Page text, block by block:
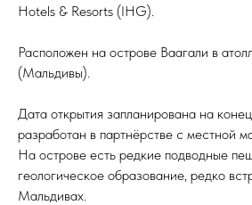
Hotels & Resorts (IHG).
Расположен на острове Ваагали в
(Мальдивы).
Дата открытия запланирована на
разработан в партнёрстве с местной
На острове есть редкие подводные
геологическое образование, редко
Мальдивах.